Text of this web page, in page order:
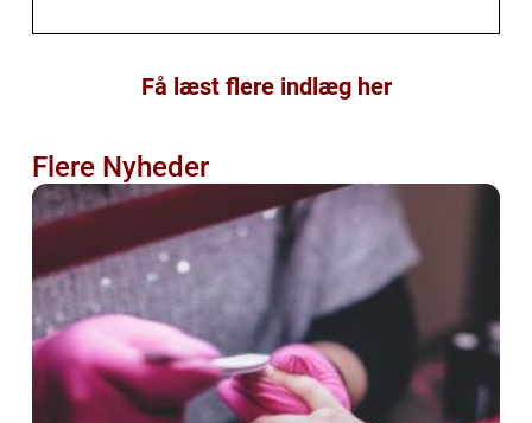
Få læst flere indlæg her
Flere Nyheder